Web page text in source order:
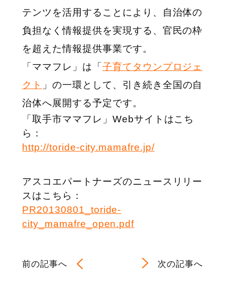
テンツを活用することにより、自治体の
負担なく情報提供を実現する、官民の枠
を超えた情報提供事業です。
「ママフレ」は「子育てタウンプロジェ
クト 」の一環として、引き続き全国の自
治体へ展開する予定です。
「取手市ママフレ」Webサイトはこち
ら：
http://toride-city.mamafre.jp/
アスコエパートナーズのニュースリリー
スはこちら：
PR20130801_toride-
city_mamafre_open.pdf
前の記事へ 次の記事へ